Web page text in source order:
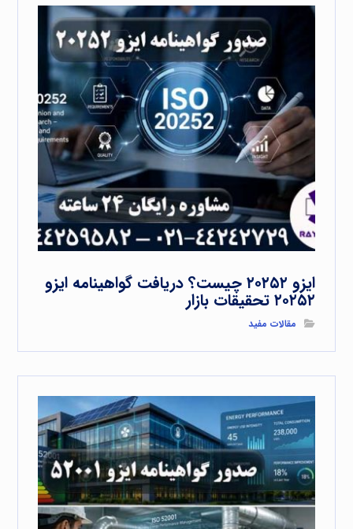
ایزو ۲۰۲۵۲ چیست؟ دریافت گواهینامه ایزو
۲۰۲۵۲ تحقیقات بازار
مقالات مفید